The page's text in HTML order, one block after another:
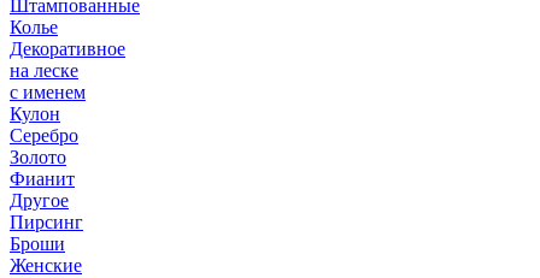
Штампованные
Колье
Декоративное
на леске
с именем
Кулон
Серебро
Золото
Фианит
Другое
Пирсинг
Броши
Женские